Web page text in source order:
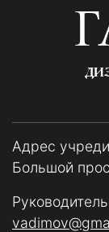
Адрес
Большой